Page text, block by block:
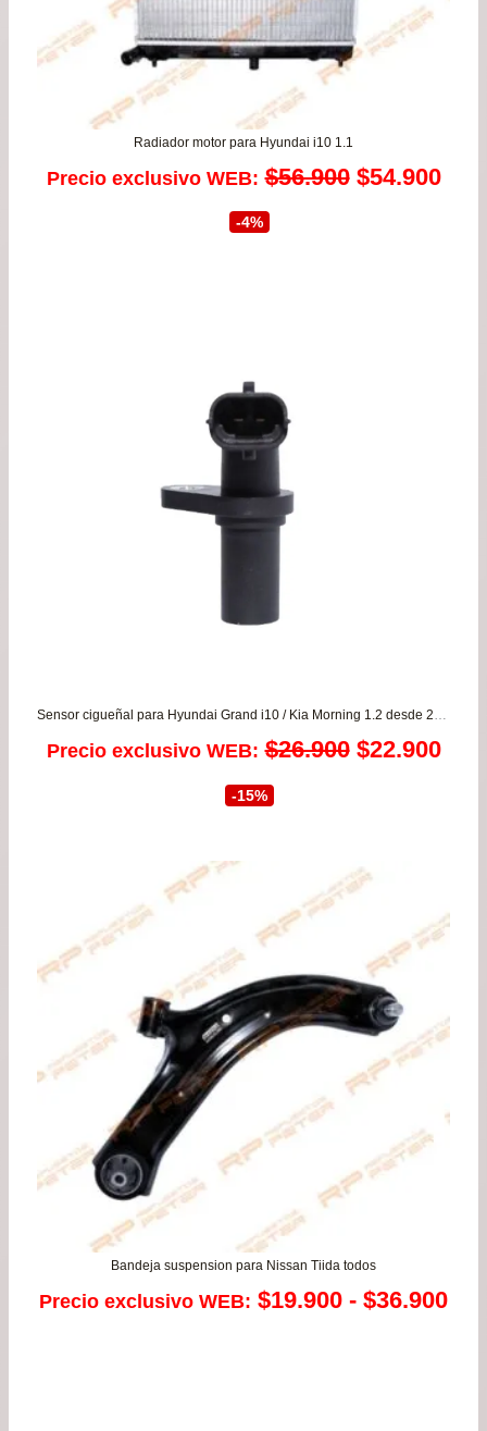
Radiador motor para Hyundai i10 1.1
Precio exclusivo WEB: $56.900 El
$54.900El
-4%
Sensor cigueñal para Hyundai Grand i10 / Kia Morning 1.2 desde 2011 a 2020 KOREA
Precio exclusivo WEB: $26.900 El
era:
$26.900.
$22.900El
-15%
Bandeja suspension para Nissan Tiida todos
Precio exclusivo WEB: $19.900 - $36.900